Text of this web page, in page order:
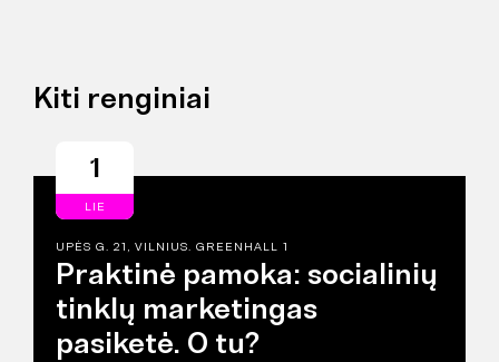
Kiti renginiai
1
LIE
UPĖS G. 21, VILNIUS. GREENHALL 1
Praktinė pamoka: socialinių
tinklų marketingas
pasiketė. O tu?